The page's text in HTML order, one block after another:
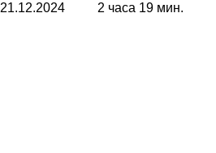
21.12.2024 2 часа 19 мин.